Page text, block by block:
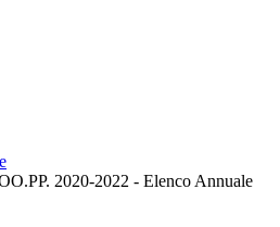
2020-2022 - Elenco Annuale